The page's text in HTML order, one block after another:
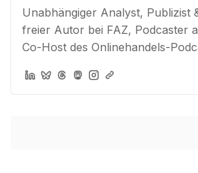
Unabhängiger Analyst, Publizist
freier Autor bei FAZ, Podcaster
Co-Host des Onlinehandels-